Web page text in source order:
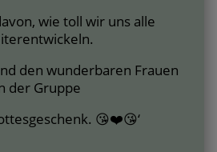
wie toll wir uns alle
den wunderbaren Frauen
der Gruppe
😘❤️😘‘